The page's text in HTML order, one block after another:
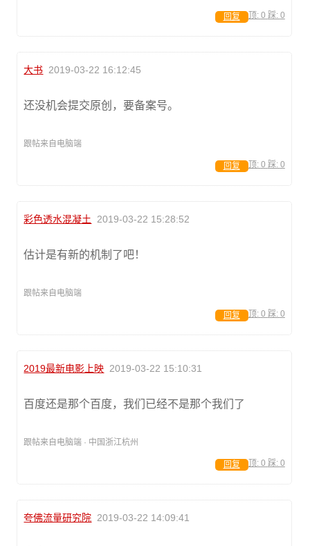
顶: 0 踩: 0
回复
大书 2019-03-22 16:12:45
还没机会提交原创，要备案号。
跟帖来自电脑端
顶: 0 踩: 0
回复
彩色透水混凝土 2019-03-22 15:28:52
估计是有新的机制了吧！
跟帖来自电脑端
顶: 0 踩: 0
回复
2019最新电影上映 2019-03-22 15:10:31
百度还是那个百度，我们已经不是那个我们了
跟帖来自电脑端 · 中国浙江杭州
顶: 0 踩: 0
回复
夸佛流量研究院 2019-03-22 14:09:41